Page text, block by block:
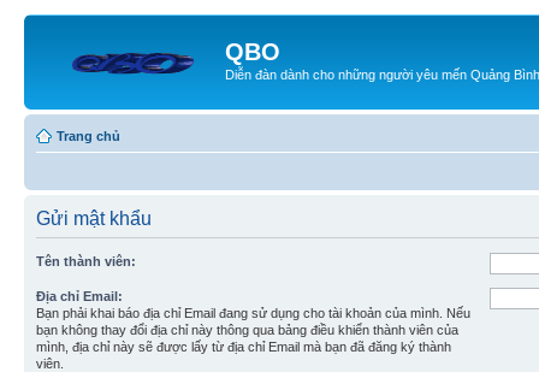
QBO
Diễn đàn dành cho những người yêu mến Quảng Bình
Trang chủ
Gửi mật khẩu
Tên thành viên:
Địa chỉ Email:
Bạn phải khai báo địa chỉ Email đang sử dụng cho tài khoản của mình. Nếu
bạn không thay đổi địa chỉ này thông qua bảng điều khiển thành viên của
mình, địa chỉ này sẽ được lấy từ địa chỉ Email mà bạn đã đăng ký thành
viên.